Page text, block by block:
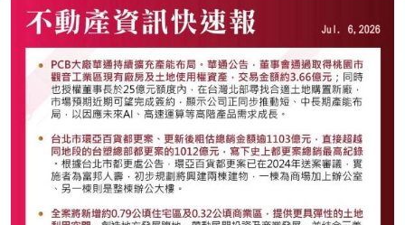
落成啟用
📍砸2.8億 冬山大進農地重劃動土
《 #地產專家🔎關注詠群 提供最新市場情報📝 》